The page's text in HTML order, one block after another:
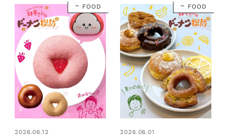
FOOD
2026.06.12
FOOD
2026.06.01